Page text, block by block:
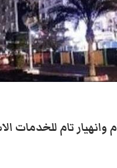
تام للخدمات